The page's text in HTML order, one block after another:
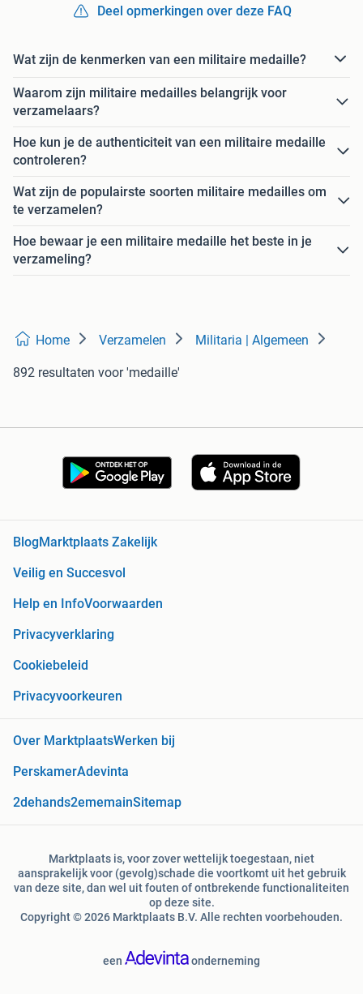
Deel opmerkingen over deze FAQ
Wat zijn de kenmerken van een militaire medaille?
Waarom zijn militaire medailles belangrijk voor
verzamelaars?
Hoe kun je de authenticiteit van een militaire medaille
controleren?
Wat zijn de populairste soorten militaire medailles om
te verzamelen?
Hoe bewaar je een militaire medaille het beste in je
verzameling?
Home Verzamelen Militaria | Algemeen
892 resultaten voor 'medaille'
BlogMarktplaats Zakelijk
Veilig en Succesvol
Help en InfoVoorwaarden
Privacyverklaring
Cookiebeleid
Privacyvoorkeuren
Over MarktplaatsWerken bij
PerskamerAdevinta
2dehands2ememainSitemap
Marktplaats is, voor zover wettelijk toegestaan, niet
aansprakelijk voor (gevolg)schade die voortkomt uit het gebruik
van deze site, dan wel uit fouten of ontbrekende functionaliteiten
op deze site.
Copyright © 2026 Marktplaats B.V. Alle rechten voorbehouden.
een onderneming